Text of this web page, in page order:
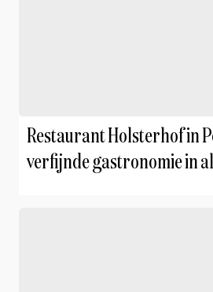
Restaurant Holsterhof in
verfijnde gastronomie in